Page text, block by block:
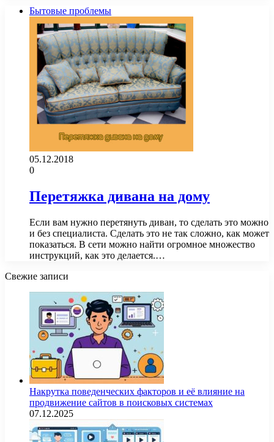
Бытовые проблемы
05.12.2018
0
Перетяжка дивана на дому
Если вам нужно перетянуть диван, то сделать это можно
и без специалиста. Сделать это не так сложно, как может
показаться. В сети можно найти огромное множество
инструкций, как это делается.…
Свежие записи
Накрутка поведенческих факторов и её влияние на
продвижение сайтов в поисковых системах
07.12.2025